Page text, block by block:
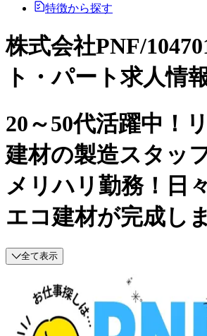
特徴から探す
株式会社PNF/
ト・パート求人情
20～50代活躍中！
建材の製造スタッ
メリハリ勤務！日
エコ建材が完成し
全て表示